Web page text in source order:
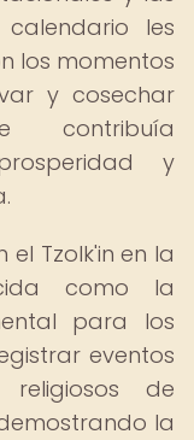
calendario les
los momentos
y cosechar
y
Tzolk'in en la
como la
para los
eventos
religiosos de
la